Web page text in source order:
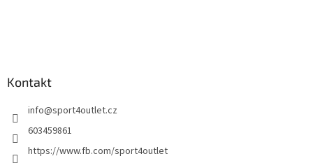
Kontakt
info@sport4outlet.cz
603459861
https://www.fb.com/sport4outlet